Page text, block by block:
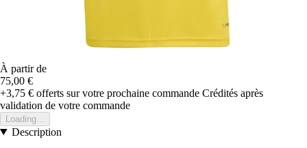
À partir de
75,00 €
+3,75 € offerts sur votre prochaine commande Crédités après
validation de votre commande
Loading...
Description